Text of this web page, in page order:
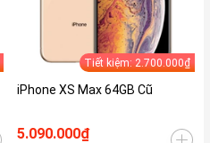
Tiết kiệm: 2.700.000₫
iPhone XS Max 64GB Cũ
5.090.000₫